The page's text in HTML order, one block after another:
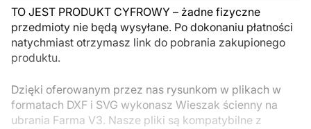
TO JEST PRODUKT CYFROWY – żadne fizyczne
przedmioty nie będą wysyłane. Po dokonaniu płatności
natychmiast otrzymasz link do pobrania zakupionego
produktu.
Dzięki oferowanym przez nas rysunkom w plikach w
formatach DXF i SVG wykonasz Wieszak ścienny na
ubrania Farma V3. Nasze pliki są kompatybilne z